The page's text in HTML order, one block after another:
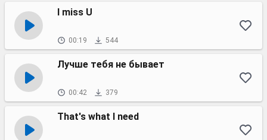
I miss U
00:19 544
Лучше тебя не бывает
00:42 379
That's what I need